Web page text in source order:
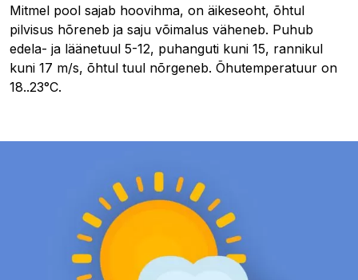
Mitmel pool sajab hoovihma, on äikeseoht, õhtul
pilvisus hõreneb ja saju võimalus väheneb. Puhub
edela- ja läänetuul 5-12, puhanguti kuni 15, rannikul
kuni 17 m/s, õhtul tuul nõrgeneb. Õhutemperatuur on
18..23°C.